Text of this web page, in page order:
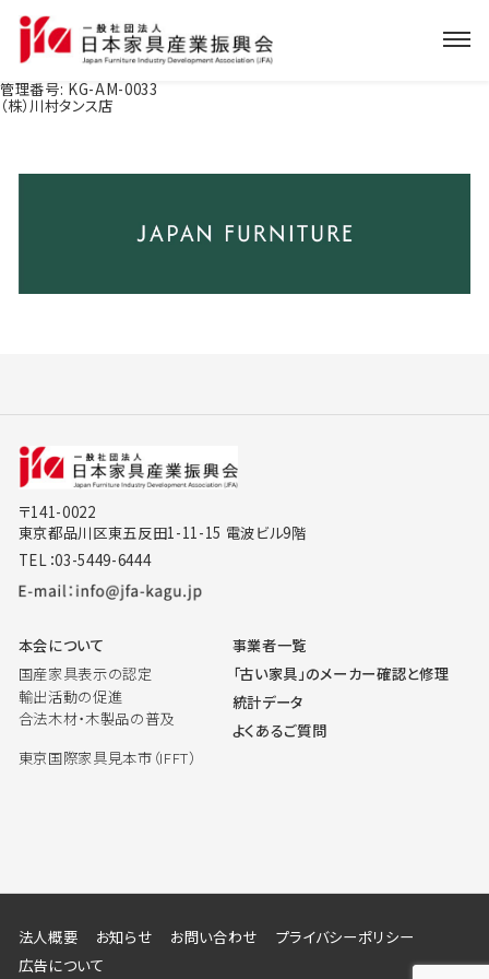
管理番号: KG-AM-0033
（株）川村タンス店
〒141-0022
東京都品川区東五反田1-11-15 電波ビル9階
TEL：03-5449-6444
本会について
国産家具表示の認定
輸出活動の促進
合法木材・木製品の普及
東京国際家具見本市（IFFT）
事業者一覧
「古い家具」のメーカー確認と修理
統計データ
よくあるご質問
法人概要 お知らせ お問い合わせ
プライバシーポリシー
広告について